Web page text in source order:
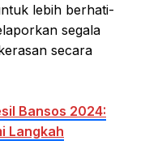
lebih berhati-
segala
secara
Bansos 2024:
Langkah